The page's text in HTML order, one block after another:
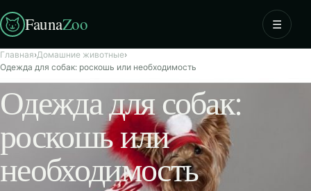
FaunaZoo ☰
Главная›Домашние животные›
Одежда для собак: роскошь или необходимость
Одежда для собак:
роскошь или
необходимость